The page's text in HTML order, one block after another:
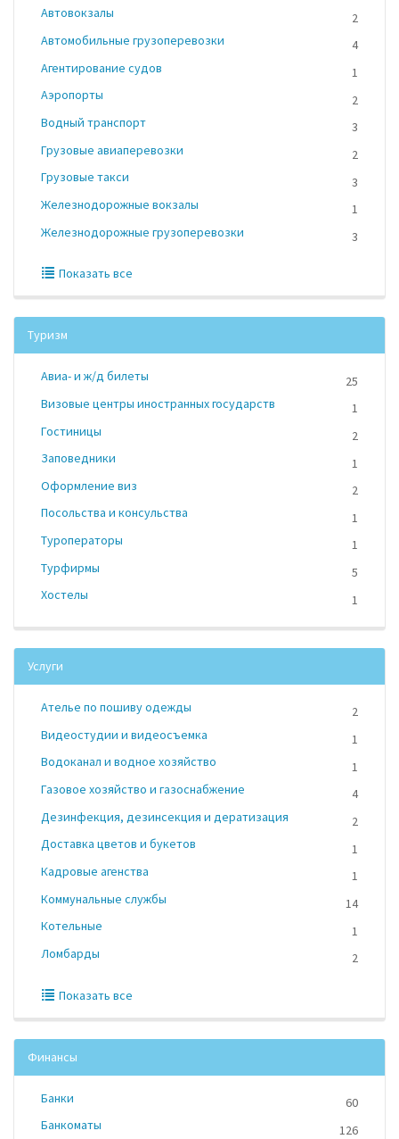
Автовокзалы
2
Автомобильные грузоперевозки
4
Агентирование судов
1
Аэропорты
2
Водный транспорт
3
Грузовые авиаперевозки
2
Грузовые такси
3
Железнодорожные вокзалы
1
Железнодорожные грузоперевозки
3
Показать все
Туризм
Авиа- и ж/д билеты
25
Визовые центры иностранных государств
1
Гостиницы
2
Заповедники
1
Оформление виз
2
Посольства и консульства
1
Туроператоры
1
Турфирмы
5
Хостелы
1
Услуги
Ателье по пошиву одежды
2
Видеостудии и видеосъемка
1
Водоканал и водное хозяйство
1
Газовое хозяйство и газоснабжение
4
Дезинфекция, дезинсекция и дератизация
2
Доставка цветов и букетов
1
Кадровые агенства
1
Коммунальные службы
14
Котельные
1
Ломбарды
2
Показать все
Финансы
Банки
60
Банкоматы
126